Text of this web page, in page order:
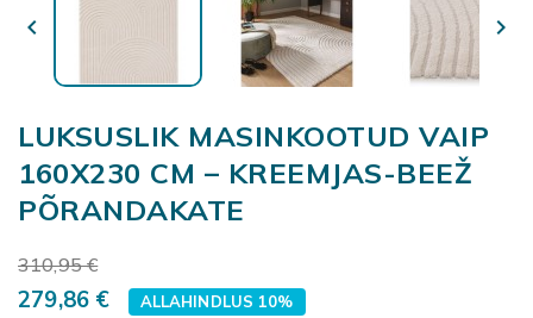
 
LUKSUSLIK MASINKOOTUD VAIP
160X230 CM – KREEMJAS-BEEŽ
PÕRANDAKATE
310,95 €
279,86 € ALLAHINDLUS 10%